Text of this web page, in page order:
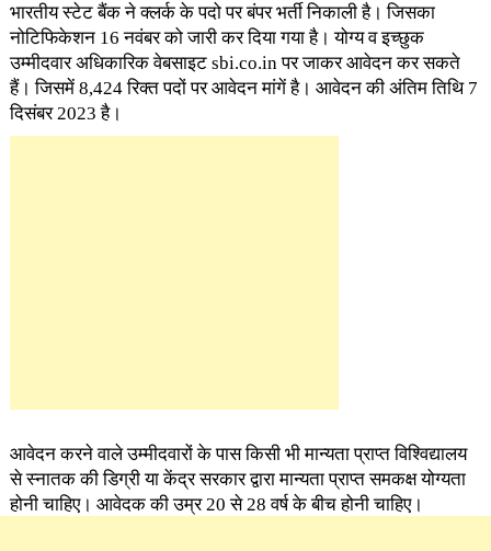
भारतीय स्टेट बैंक ने क्लर्क के पदो पर बंपर भर्ती निकाली है। जिसका
नोटिफिकेशन 16 नवंबर को जारी कर दिया गया है। योग्य व इच्छुक
उम्मीदवार अधिकारिक वेबसाइट sbi.co.in पर जाकर आवेदन कर सकते
हैं। जिसमें 8,424 रिक्त पदों पर आवेदन मांगें है। आवेदन की अंतिम तिथि 7
दिसंबर 2023 है।
आवेदन करने वाले उम्मीदवारों के पास किसी भी मान्यता प्राप्त विश्विद्यालय
से स्नातक की डिग्री या केंद्र सरकार द्वारा मान्यता प्राप्त समकक्ष योग्यता
होनी चाहिए। आवेदक की उम्र 20 से 28 वर्ष के बीच होनी चाहिए।